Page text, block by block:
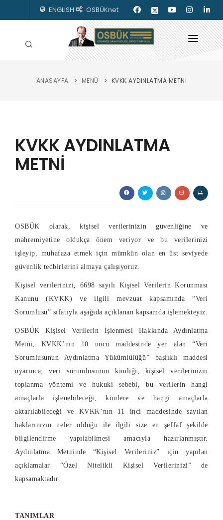
ENGLISH OSBÜKnet
HAKKIMIZDA
KILAVUZLAR
İLETİŞİM
ANASAYFA MENÜ KVKK AYDINLATMA METNİ
KVKK AYDINLATMA
METNİ
OSBÜK olarak, kişisel verilerinizin güvenliğine ve
mahremiyetine oldukça önem veriyor ve bu verilerinizi
işleyip, muhafaza etmek için mümkün olan en üst seviyede
güvenlik tedbirlerini almaya çalışıyoruz.
Kişisel verilerinizi, 6698 sayılı Kişisel Verilerin Korunması
Kanunu (KVKK) ve ilgili mevzuat kapsamında “Veri
Sorumlusu” sıfatıyla aşağıda açıklanan kapsamda işlemekteyiz.
OSBÜK Kişisel Verilerin İşlenmesi Hakkında Aydınlatma
Metni, KVKK’nın 10 uncu maddesinde yer alan “Veri
Sorumlusunun Aydınlatma Yükümlülüğü” başlıklı maddesi
uyarınca; veri sorumlusunun kimliği, kişisel verilerinizin
toplanma yöntemi ve hukuki sebebi, bu verilerin hangi
amaçlarla işlenebileceği, kimlere ve hangi amaçlarla
aktarılabileceği ve KVKK’nın 11 inci maddesinde sayılan
haklarınızın neler olduğu ile ilgili size en şeffaf şekilde
bilgilendirme yapılabilmesi amacıyla hazırlanmıştır.
Aydınlatma Metninde “Kişisel Verileriniz” için yapılan
açıklamalar “Özel Nitelikli Kişisel Verilerinizi” de
kapsamaktadır.
TANIMLAR